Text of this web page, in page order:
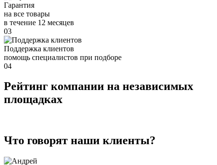
Гарантия
на все товары
в течение 12 месяцев
03
Поддержка клиентов
помощь специалистов при подборе
04
Рейтинг компании на независимых
площадках
Что говорят наши клиенты?